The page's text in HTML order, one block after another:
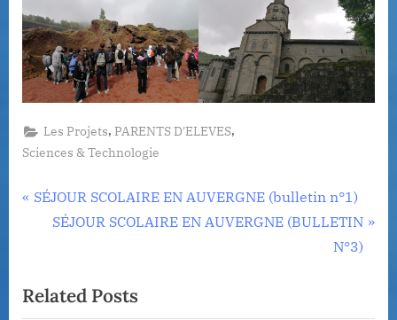
Les Projets,PARENTS D'ELEVES,
Sciences & Technologie
Navigation
P
i
SÉJOUR SCOLAIRE EN AUVERGNE (bulletin n°1)
N
t
SÉJOUR SCOLAIRE EN AUVERGNE (BULLETIN
N°3)
Related Posts